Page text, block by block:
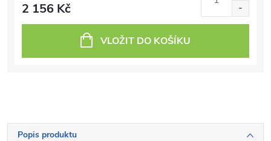
2 156 Kč
VLOŽIT DO KOŠÍKU
Popis produktu